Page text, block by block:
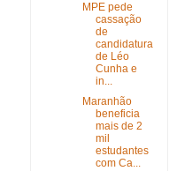
MPE pede
cassação
de
candidatura
de Léo
Cunha e
in...
Maranhão
beneficia
mais de 2
mil
estudantes
com Ca...